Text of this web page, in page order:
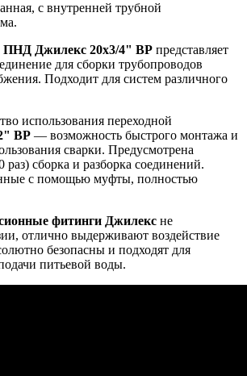
с внутренней трубной
ПНД Джилекс 20x3/4" ВР представляет
для сборки трубопроводов
Подходит для систем различного
использования переходной
ВР — возможность быстрого монтажа и
сварки. Предусмотрена
раз) сборка и разборка соединений.
с помощью муфты, полностью
фитинги Джилекс не
отлично выдерживают воздействие
безопасны и подходят для
питьевой воды.